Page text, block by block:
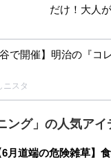
だけ！大人
谷で開催】明治の『コ
ニスタ
ング」の人気アイ
6月道端の危険雑草】